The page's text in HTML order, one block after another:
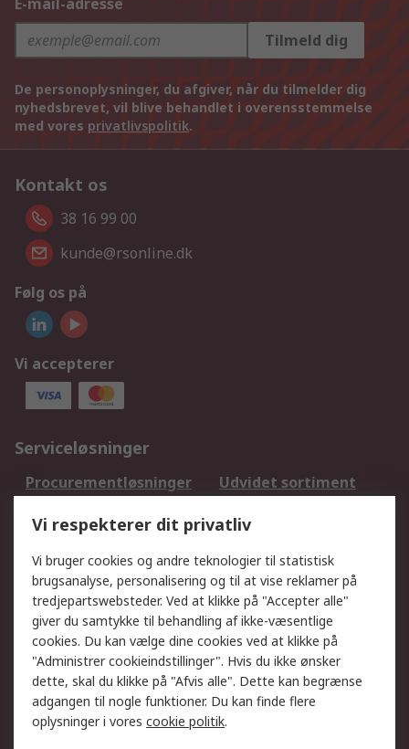
E-mail-adresse
Tilmeld dig
De personoplysninger, du afgiver, når du tilmelder dig
nyhedsbrevet, vil blive behandlet i overensstemmelse
med vores privatlivspolitik.
Kontakt os
38 16 99 00
kunde@rsonline.dk
Følg os på
Vi accepterer
Serviceløsninger
Procurementløsninger
Udvidet sortiment
DesignSpark
Teknisk Support
Dit lokale salgsteam
Eksportløsninger
Support
Få hjælp
Returnering
Levering
Spor min ordre
Fakturakopi
Betalingsmuligheder
Fordele med Mit RS
Okdo
Vi respekterer dit privatliv
Vi bruger cookies og andre teknologier til statistisk
brugsanalyse, personalisering og til at vise reklamer på
tredjepartswebsteder. Ved at klikke på "Accepter alle"
giver du samtykke til behandling af ikke-væsentlige
cookies. Du kan vælge dine cookies ved at klikke på
"Administrer cookieindstillinger". Hvis du ikke ønsker
dette, skal du klikke på "Afvis alle". Dette kan begrænse
adgangen til nogle funktioner. Du kan finde flere
oplysninger i vores cookie politik.